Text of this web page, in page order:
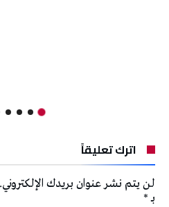
اترك تعليقاً
لن يتم نشر عنوان بريدك الإلكتروني.
بـ*